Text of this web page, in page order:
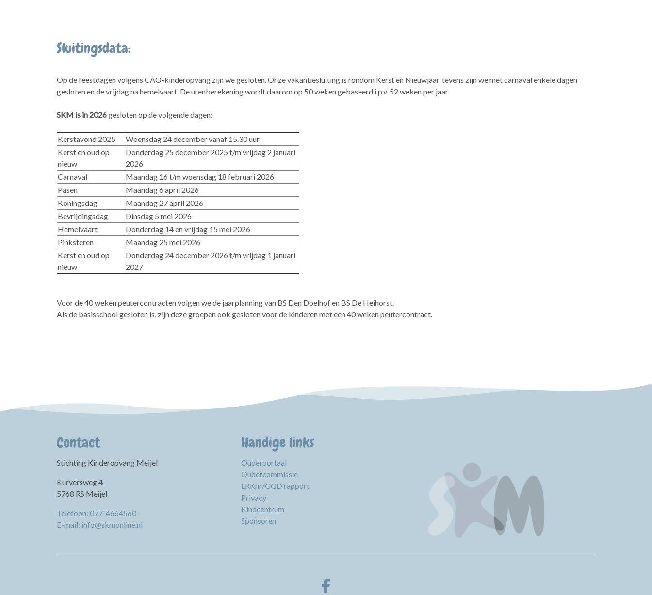
Sluitingsdata:
Op de feestdagen volgens CAO-kinderopvang zijn we gesloten. Onze vakantiesluiting is rondom Kerst en Nieuwjaar, tevens zijn we met carnaval enkele dagen
gesloten en de vrijdag na hemelvaart. De urenberekening wordt daarom op 50 weken gebaseerd i.p.v. 52 weken per jaar.
SKM is in 2026gesloten op de volgende dagen:
Kerstavond 2025
Woensdag 24 december vanaf 15.30 uur
Kerst en oud op
nieuw
Donderdag 25 december 2025 t/m vrijdag 2 januari
2026
Carnaval
Maandag 16 t/m woensdag 18 februari 2026
Pasen
Maandag 6 april 2026
Koningsdag
Maandag 27 april 2026
Bevrijdingsdag
Dinsdag 5 mei 2026
Hemelvaart
Donderdag 14 en vrijdag 15 mei 2026
Pinksteren
Maandag 25 mei 2026
Kerst en oud op
nieuw
Donderdag 24 december 2026 t/m vrijdag 1 januari
2027
Voor de 40 weken peutercontracten volgen we de jaarplanning van BS Den Doelhof en BS De Heihorst.
Als de basisschool gesloten is, zijn deze groepen ook gesloten voor de kinderen met een 40 weken peutercontract.
Contact
Stichting Kinderopvang Meijel
Kurversweg 4
5768 RS Meijel
Telefoon: 077-4664560
E-mail: info@skmonline.nl
Handige links
Ouderportaal
Oudercommissie
LRKnr/GGD rapport
Privacy
Kindcentrum
Sponsoren